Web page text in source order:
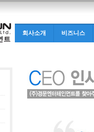
회사소개 비즈니스